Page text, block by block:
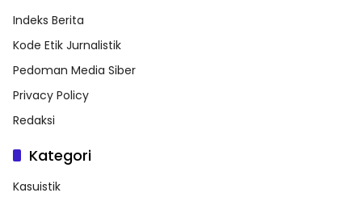
Indeks Berita
Kode Etik Jurnalistik
Pedoman Media Siber
Privacy Policy
Redaksi
Kategori
Kasuistik